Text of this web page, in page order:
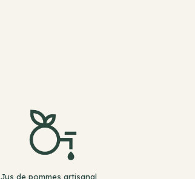
Jus de pommes artisanal